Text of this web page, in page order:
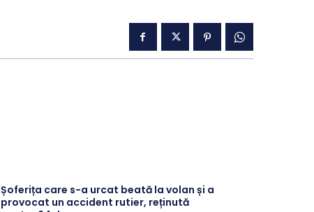
Șoferița care s-a urcat beată la volan și a
provocat un accident rutier, reținută